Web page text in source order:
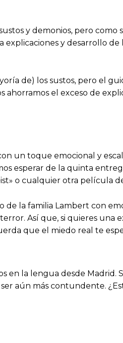
y demonios, pero
y desarrollo
de) los sustos, pero el
el exceso de
un toque emocional y
esperar de la quinta
o cualquier otra película
de la familia Lambert con
Así que, si quieres
que el miedo real te
en la lengua desde Madrid.
aún más contundente.